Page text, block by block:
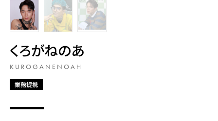
くろがねのあ
KUROGANENOAH
業務提携